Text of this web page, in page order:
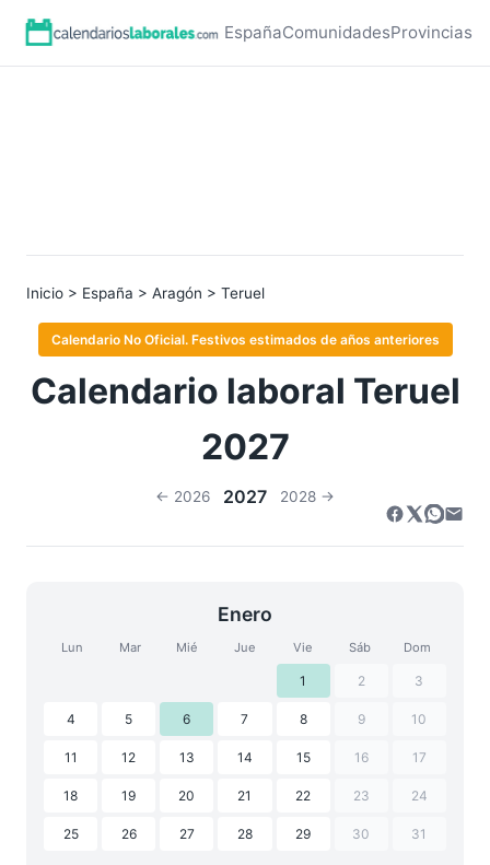
EspañaComunidadesProvincias
Inicio > España > Aragón > Teruel
Calendario No Oficial. Festivos estimados de años anteriores
Calendario laboral Teruel
2027
← 2026 2027 2028 →
Enero
Lun Mar Mié Jue Vie Sáb Dom
1 2 3
4 5 6 7 8 9 10
11 12 13 14 15 16 17
18 19 20 21 22 23 24
25 26 27 28 29 30 31